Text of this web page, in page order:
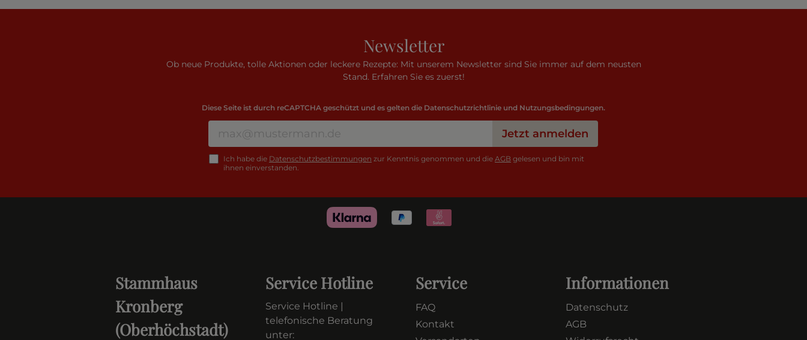
Newsletter
Ob neue Produkte, tolle Aktionen oder leckere Rezepte: Mit unserem Newsletter sind Sie immer auf dem neusten
Stand. Erfahren Sie es zuerst!
Diese Seite ist durch reCAPTCHA geschützt und es gelten die Datenschutzrichtlinie und Nutzungsbedingungen.
Jetzt anmelden
Ich habe die Datenschutzbestimmungen zur Kenntnis genommen und die AGB gelesen und bin mit
ihnen einverstanden.
Stammhaus
Kronberg
(Oberhöchstadt)
Service Hotline
Service Hotline |
telefonische Beratung
unter:
Service
FAQ
Kontakt
Informationen
Datenschutz
AGB